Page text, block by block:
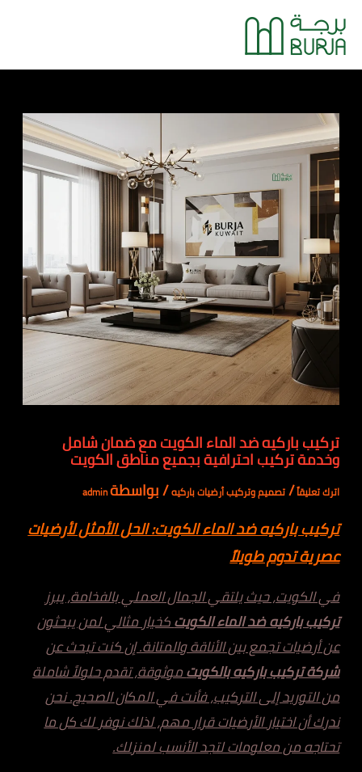
تخطي
إلى
المحتوى
تركيب باركيه ضد الماء الكويت مع ضمان شامل
وخدمة تركيب احترافية بجميع مناطق الكويت
اترك تعليقاً/تصميم وتركيب أرضيات باركيه/ بواسطةadmin
تركيب باركيه ضد الماء الكويت: الحل الأمثل لأرضيات
عصرية تدوم طويلاً
في الكويت، حيث يلتقي الجمال العملي بالفخامة، يبرز
تركيب باركيه ضد الماء الكويتكخيار مثالي لمن يبحثون
عن أرضيات تجمع بين الأناقة والمتانة. إن كنت تبحث عن
شركة تركيب باركيه بالكويتموثوقة، تقدم حلولاً شاملة
من التوريد إلى التركيب، فأنت في المكان الصحيح. نحن
ندرك أن اختيار الأرضيات قرار مهم، لذلك نوفر لك كل ما
تحتاجه من معلومات لتجد الأنسب لمنزلك.